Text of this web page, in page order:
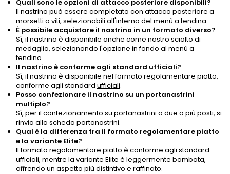
Quali sono le opzioni di attacco posteriore disponibili?
Il nastrino può essere completato con attacco posteriore a
morsetti o viti, selezionabili all'interno del menù a tendina.
È possibile acquistare il nastrino in un formato diverso?
Sì, il nastrino è disponibile anche come nastro sciolto di
medaglia, selezionando l'opzione in fondo al menù a
tendina.
Il nastrino è conforme agli standard ufficiali?
Sì, il nastrino è disponibile nel formato regolamentare piatto,
conforme agli standard ufficiali.
Posso confezionare il nastrino su un portanastrini
multiplo?
Sì, per il confezionamento su portanastrini a due o più posti, si
rinvia alla scheda portanastrini.
Qual è la differenza tra il formato regolamentare piatto
e la variante Elite?
Il formato regolamentare piatto è conforme agli standard
ufficiali, mentre la variante Elite è leggermente bombata,
offrendo un aspetto più distintivo e raffinato.